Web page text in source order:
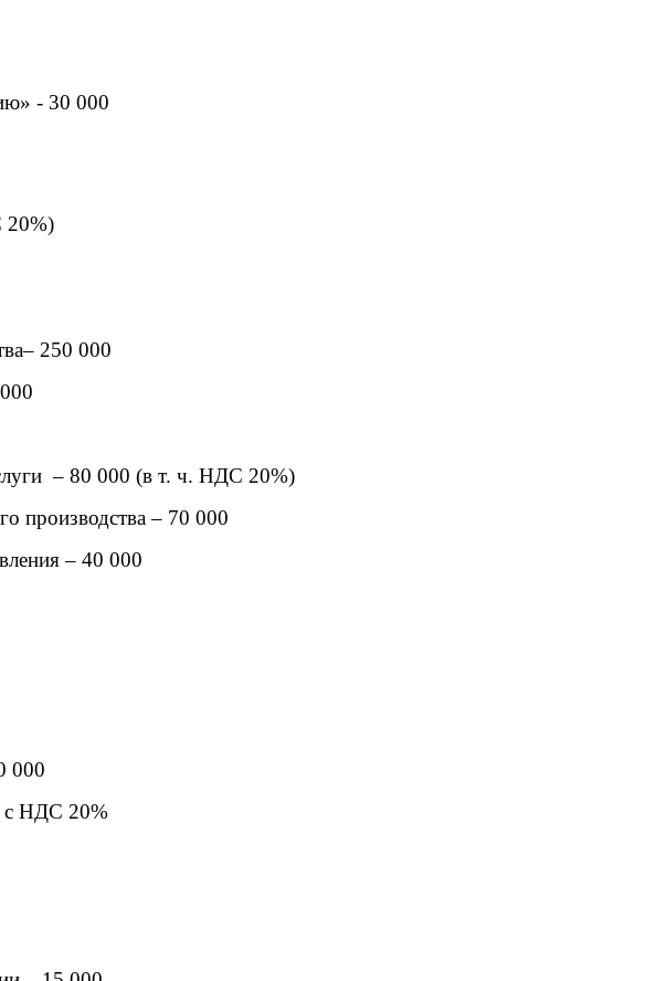
- 30 000
20%)
250 000
– 80 000 (в т. ч. НДС 20%)
производства – 70 000
– 40 000
000
с НДС 20%